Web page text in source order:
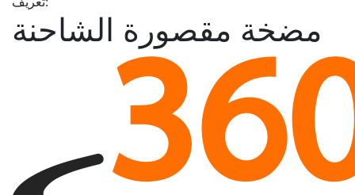
مضخة مقصورة الشاحنة